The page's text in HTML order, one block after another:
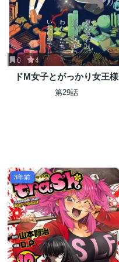
0 4
ドM女子とがっかり女王様
第29話
3年前